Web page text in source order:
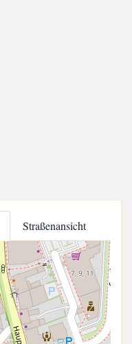
Straßenansicht